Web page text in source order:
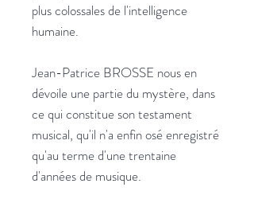
plus colossales de l'intelligence
humaine.
Jean-Patrice BROSSE nous en
dévoile une partie du mystère, dans
ce qui constitue son testament
musical, qu'il n'a enfin osé enregistré
qu'au terme d'une trentaine
d'années de musique.